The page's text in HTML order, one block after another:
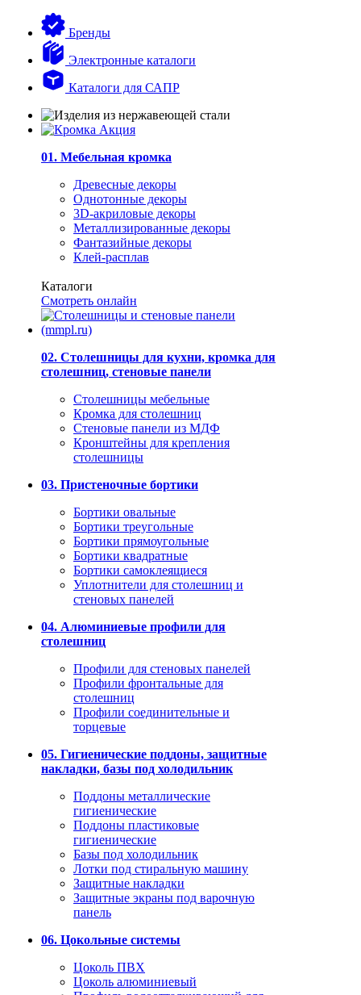
Бренды
Электронные каталоги
Каталоги для САПР
01. Мебельная кромка
Древесные декоры
Однотонные декоры
3D-акриловые декоры
Металлизированные декоры
Фантазийные декоры
Клей-расплав
Каталоги
Смотреть онлайн
02. Столешницы для кухни, кромка для
столешниц, стеновые панели
Столешницы мебельные
Кромка для столешниц
Стеновые панели из МДФ
Кронштейны для крепления
столешницы
03. Пристеночные бортики
Бортики овальные
Бортики треугольные
Бортики прямоугольные
Бортики квадратные
Бортики самоклеящиеся
Уплотнители для столешниц и
стеновых панелей
04. Алюминиевые профили для
столешниц
Профили для стеновых панелей
Профили фронтальные для
столешниц
Профили соединительные и
торцевые
05. Гигиенические поддоны, защитные
накладки, базы под холодильник
Поддоны металлические
гигиенические
Поддоны пластиковые
гигиенические
Базы под холодильник
Лотки под стиральную машину
Защитные накладки
Защитные экраны под варочную
панель
06. Цокольные системы
Цоколь ПВХ
Цоколь алюминиевый